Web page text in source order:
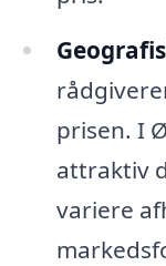
prisen. I
attraktiv
variere